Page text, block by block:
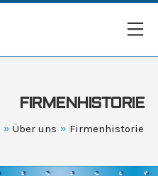
FIRMENHISTORIE
» Über uns » Firmenhistorie